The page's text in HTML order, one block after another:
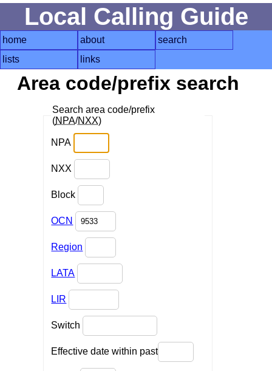
Local Calling Guide
home about
search
lists
links
Area code/prefix search
Search area code/prefix
(NPA/NXX)
NPA
NXX
Block
OCN
Region
LATA
LIR
Switch
Effective date within past